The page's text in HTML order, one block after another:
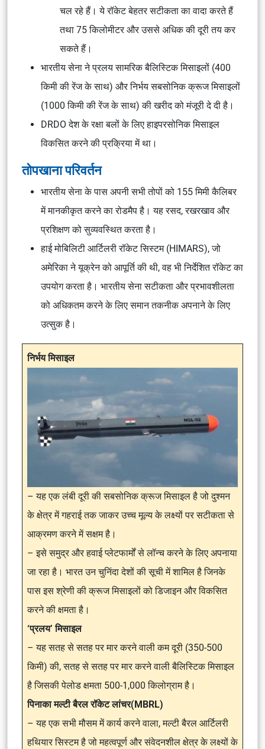
चल रहे हैं। ये रॉकेट बेहतर सटीकता का वादा करते हैं
तथा 75 किलोमीटर और उससे अधिक की दूरी तय कर
सकते हैं।
भारतीय सेना ने प्रलय सामरिक बैलिस्टिक मिसाइलों (400
किमी की रेंज के साथ) और निर्भय सबसोनिक क्रूज मिसाइलों
(1000 किमी की रेंज के साथ) की खरीद को मंजूरी दे दी है।
DRDO देश के रक्षा बलों के लिए हाइपरसोनिक मिसाइल
विकसित करने की प्रक्रिया में था।
तोपखाना परिवर्तन
भारतीय सेना के पास अपनी सभी तोपों को 155 मिमी कैलिबर
में मानकीकृत करने का रोडमैप है। यह रसद, रखरखाव और
प्रशिक्षण को सुव्यवस्थित करता है।
हाई मोबिलिटी आर्टिलरी रॉकेट सिस्टम (HIMARS), जो
अमेरिका ने यूक्रेन को आपूर्ति की थी, वह भी निर्देशित रॉकेट का
उपयोग करता है। भारतीय सेना सटीकता और प्रभावशीलता
को अधिकतम करने के लिए समान तकनीक अपनाने के लिए
उत्सुक है।
निर्भय मिसाइल
– यह एक लंबी दूरी की सबसोनिक क्रूज मिसाइल है जो दुश्मन
के क्षेत्र में गहराई तक जाकर उच्च मूल्य के लक्ष्यों पर सटीकता से
आक्रमण करने में सक्षम है।
– इसे समुद्र और हवाई प्लेटफार्मों से लॉन्च करने के लिए अपनाया
जा रहा है। भारत उन चुनिंदा देशों की सूची में शामिल है जिनके
पास इस श्रेणी की क्रूज मिसाइलों को डिजाइन और विकसित
करने की क्षमता है।
‘प्रलय’ मिसाइल
– यह सतह से सतह पर मार करने वाली कम दूरी (350-500
किमी) की, सतह से सतह पर मार करने वाली बैलिस्टिक मिसाइल
है जिसकी पेलोड क्षमता 500-1,000 किलोग्राम है।
पिनाका मल्टी बैरल रॉकेट लांचर(MBRL)
– यह एक सभी मौसम में कार्य करने वाला, मल्टी बैरल आर्टिलरी
हथियार सिस्टम है जो महत्वपूर्ण और संवेदनशील क्षेत्र के लक्ष्यों के